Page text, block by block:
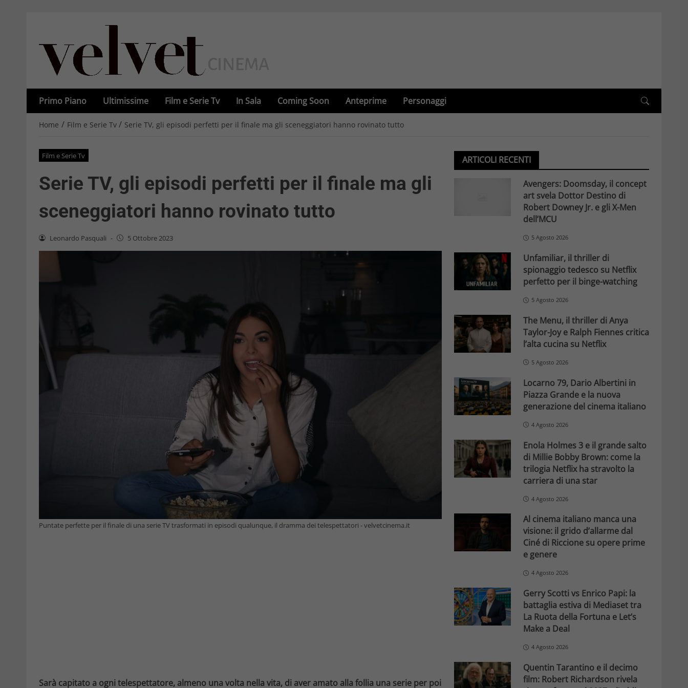
Primo Piano Ultimissime Film e Serie Tv In Sala Coming Soon Anteprime Personaggi
Home / Film e Serie Tv / Serie TV, gli episodi perfetti per il finale ma gli sceneggiatori hanno rovinato tutto
Film e Serie Tv
Serie TV, gli episodi perfetti per il finale ma gli
sceneggiatori hanno rovinato tutto
Leonardo Pasquali - 5 Ottobre 2023
Puntate perfette per il finale di una serie TV trasformati in episodi qualunque, il dramma dei telespettatori - velvetcinema.it
Sarà capitato a ogni telespettatore, almeno una volta nella vita, di aver amato alla follia una serie per poi
ARTICOLI RECENTI
Avengers: Doomsday, il concept
art svela Dottor Destino di
Robert Downey Jr. e gli X-Men
dell’MCU
5 Agosto 2026
Unfamiliar, il thriller di
spionaggio tedesco su Netflix
perfetto per il binge-watching
5 Agosto 2026
The Menu, il thriller di Anya
Taylor-Joy e Ralph Fiennes critica
l’alta cucina su Netflix
5 Agosto 2026
Locarno 79, Dario Albertini in
Piazza Grande e la nuova
generazione del cinema italiano
4 Agosto 2026
Enola Holmes 3 e il grande salto
di Millie Bobby Brown: come la
trilogia Netflix ha stravolto la
carriera di una star
4 Agosto 2026
Al cinema italiano manca una
visione: il grido d’allarme dal
Ciné di Riccione su opere prime
e genere
4 Agosto 2026
Gerry Scotti vs Enrico Papi: la
battaglia estiva di Mediaset tra
La Ruota della Fortuna e Let’s
Make a Deal
4 Agosto 2026
Quentin Tarantino e il decimo
film: Robert Richardson rivela